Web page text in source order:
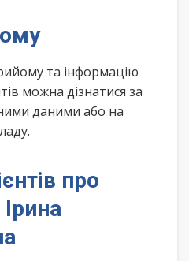
та інформацію
можна дізнатися за
даними або на
про